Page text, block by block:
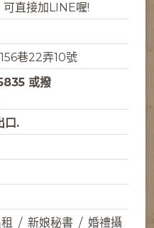
直接加LINE喔!
巷22弄10號
或撥
口.
/ 新娘秘書 / 婚禮攝